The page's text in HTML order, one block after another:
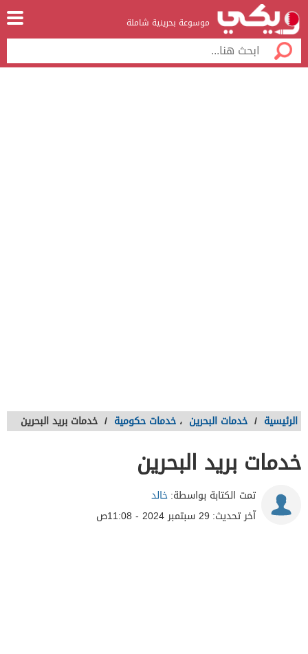
موسوعة بحرينية شاملة
الرئيسية / خدمات البحرين ، خدمات حكومية / خدمات بريد البحرين
خدمات بريد البحرين
تمت الكتابة بواسطة:خالد
آخر تحديث: 29 سبتمبر 2024 - 11:08ص